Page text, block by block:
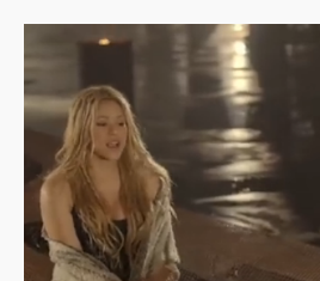
Todos Unidos por Venezuela te da
Blog. (Todos Unidos por
Acerca de este blog (About this Blog)
Artículos
El Tipo y los Rojos en Los
Teques)
Hablé con Chavistas (I spoke with